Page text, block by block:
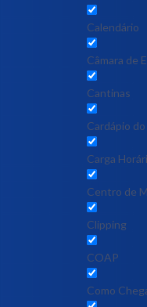
Calendário
Câmara de
Cantinas
Cardápio
Carga
Centro de
Clipping
COAP
Como